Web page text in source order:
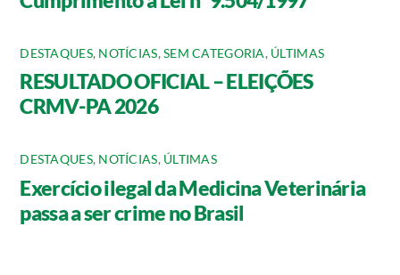
DESTAQUES, NOTÍCIAS,SEM CATEGORIA, ÚLTIMAS
RESULTADO OFICIAL – ELEIÇÕES
CRMV-PA 2026
DESTAQUES, NOTÍCIAS, ÚLTIMAS
Exercício ilegal da Medicina Veterinária
passa a ser crime no Brasil